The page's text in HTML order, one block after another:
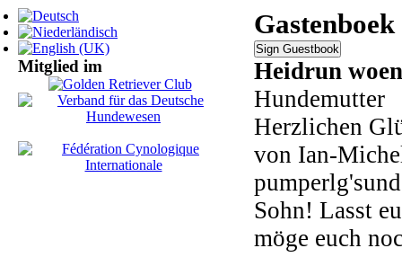
Mitglied im
Gastenboek
Sign Guestbook
Heidrun
Hundemutter
Herzlichen
von Ian-
Sohn! Lasst
möge euch